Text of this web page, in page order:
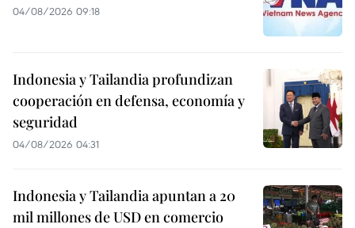
04/08/2026 09:18
Indonesia y Tailandia profundizan
cooperación en defensa, economía y
seguridad
04/08/2026 04:31
Indonesia y Tailandia apuntan a 20
mil millones de USD en comercio